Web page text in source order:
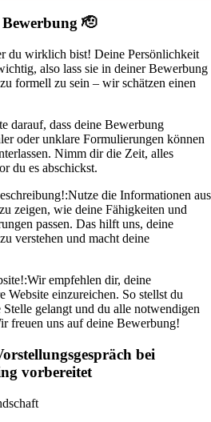
🫡
du wirklich bist! Deine Persönlichkeit
also lass sie in deiner Bewerbung
formell zu sein – wir schätzen einen
darauf, dass deine Bewerbung
oder unklare Formulierungen können
Nimm dir die Zeit, alles
du es abschickst.
Nutze die Informationen aus
zeigen, wie deine Fähigkeiten und
passen. Das hilft uns, deine
verstehen und macht deine
Wir empfehlen dir, deine
Website einzureichen. So stellst du
Stelle gelangt und du alle notwendigen
freuen uns auf deine Bewerbung!
bei
vorbereitet